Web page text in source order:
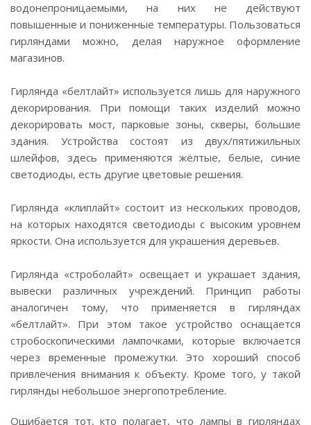
водонепроницаемыми, на них не действуют
повышенные и пониженные температуры. Пользоваться
гирляндами можно, делая наружное оформление
магазинов.
Гирлянда «белтлайт» используется лишь для наружного
декорирования. При помощи таких изделий можно
декорировать мост, парковые зоны, скверы, большие
здания. Устройства состоят из двух/пятижильных
шлейфов, здесь применяются жёлтые, белые, синие
светодиоды, есть другие цветовые решения.
Гирлянда «клиплайт» состоит из нескольких проводов,
на которых находятся светодиоды с высоким уровнем
яркости. Она используется для украшения деревьев.
Гирлянда «строболайт» освещает и украшает здания,
вывески различных учреждений. Принцип работы
аналогичен тому, что применяется в гирляндах
«белтлайт». При этом такое устройство оснащается
стробоскопическими лампочками, которые включается
через временные промежутки. Это хороший способ
привлечения внимания к объекту. Кроме того, у такой
гирлянды небольшое энергопотребление.
Ошибается тот, кто полагает, что лампы в гирляндах